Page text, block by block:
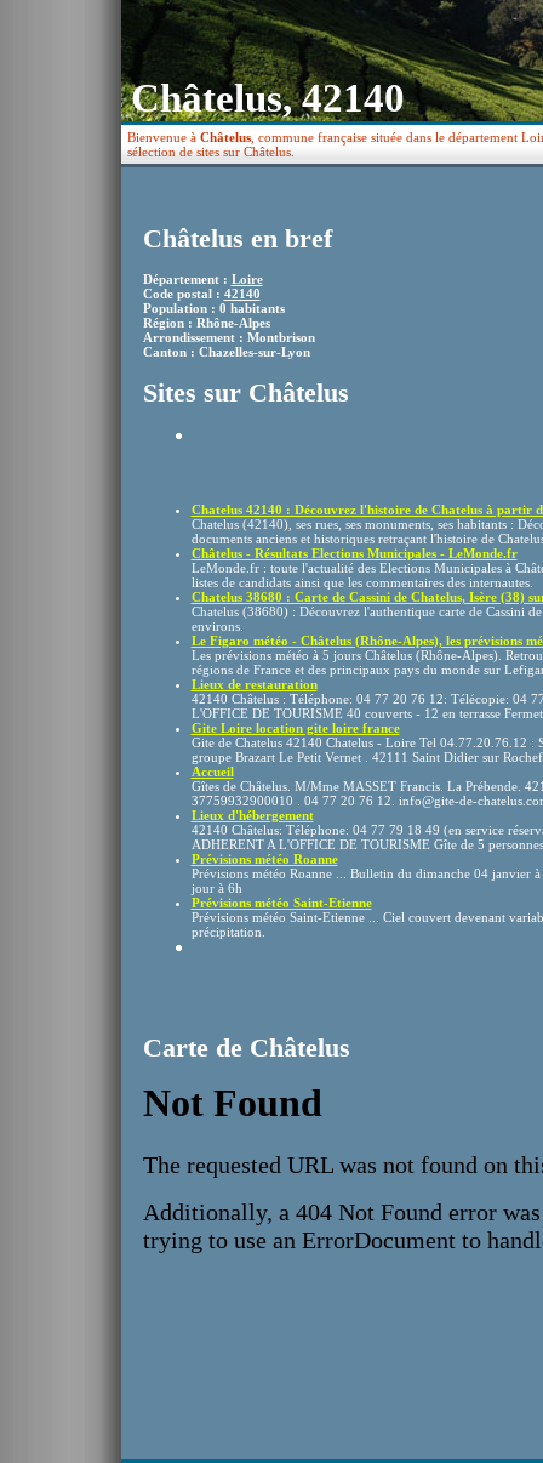
Châtelus, 42140
Bienvenue à Châtelus , commune française située dans le département
sélection de sites sur Châtelus.
Châtelus en bref
Département : Loire
Code postal : 42140
Population : 0 habitants
Région : Rhône-Alpes
Arrondissement : Montbrison
Canton : Chazelles-sur-Lyon
Sites sur Châtelus
Chatelus 42140 : Découvrez l'histoire de Chatelus à partir
Chatelus (42140), ses rues, ses monuments, ses habitants :
documents anciens et historiques retraçant l'histoire de
Châtelus - Résultats Elections Municipales - LeMonde.fr
LeMonde.fr : toute l'actualité des Elections Municipales à
listes de candidats ainsi que les commentaires des internautes.
Chatelus 38680 : Carte de Cassini de Chatelus, Isère (38)
Chatelus (38680) : Découvrez l'authentique carte de Cassini
environs.
Le Figaro météo - Châtelus (Rhône-Alpes), les prévisions
Les prévisions météo à 5 jours Châtelus (Rhône-Alpes).
régions de France et des principaux pays du monde sur
Lieux de restauration
42140 Châtelus : Téléphone: 04 77 20 76 12: Télécopie: 04
L'OFFICE DE TOURISME 40 couverts - 12 en terrasse
Gite Loire location gite loire france
Gite de Chatelus 42140 Chatelus - Loire Tel 04.77.20.76.12 :
groupe Brazart Le Petit Vernet . 42111 Saint Didier sur
Accueil
Gîtes de Châtelus. M/Mme MASSET Francis. La Prébende.
37759932900010 . 04 77 20 76 12. info@gite-de-
Lieux d'hébergement
42140 Châtelus: Téléphone: 04 77 79 18 49 (en service
ADHERENT A L'OFFICE DE TOURISME Gîte de 5 personnes
Prévisions météo Roanne
Prévisions météo Roanne ... Bulletin du dimanche 04 janvier
jour à 6h
Prévisions météo Saint-Etienne
Prévisions météo Saint-Etienne ... Ciel couvert devenant
précipitation.
Carte de Châtelus